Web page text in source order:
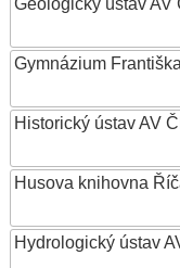
Geologický ústav AV
Gymnázium
Historický ústav AV
Husova knihovna
Hydrologický ústav